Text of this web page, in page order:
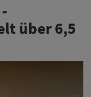
über 6,5